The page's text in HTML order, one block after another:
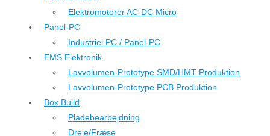
Elektromotorer AC-DC Micro
Panel-PC
Industriel PC / Panel-PC
EMS Elektronik
Lavvolumen-Prototype SMD/HMT Produktion
Lavvolumen-Prototype PCB Produktion
Box Build
Pladebearbejdning
Dreje/Fræse